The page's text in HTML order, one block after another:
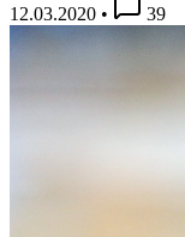
12.03.2020 • 39